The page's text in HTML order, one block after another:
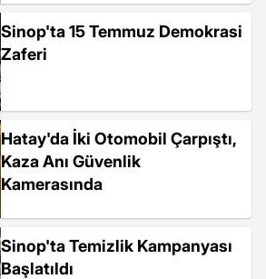
Sinop'ta 15 Temmuz Demokrasi
Zaferi
Hatay'da İki Otomobil Çarpıştı,
Kaza Anı Güvenlik
Kamerasında
Sinop'ta Temizlik Kampanyası
Başlatıldı